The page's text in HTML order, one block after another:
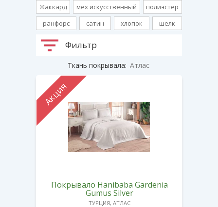
Жаккард
мех искусственный
полиэстер
ранфорс
сатин хлопок шелк
Фильтр
Ткань покрывала: Атлас
Акция
Покрывало Hanibaba Gardenia
Gumus Silver
ТУРЦИЯ, АТЛАС